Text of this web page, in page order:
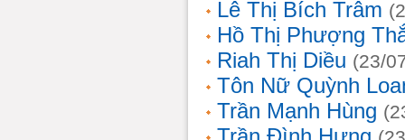
Lê Thị Bích Trâm
Hồ Thị Phượng
Riah Thị Diều (23/
Tôn Nữ Quỳnh
Trần Mạnh Hùng